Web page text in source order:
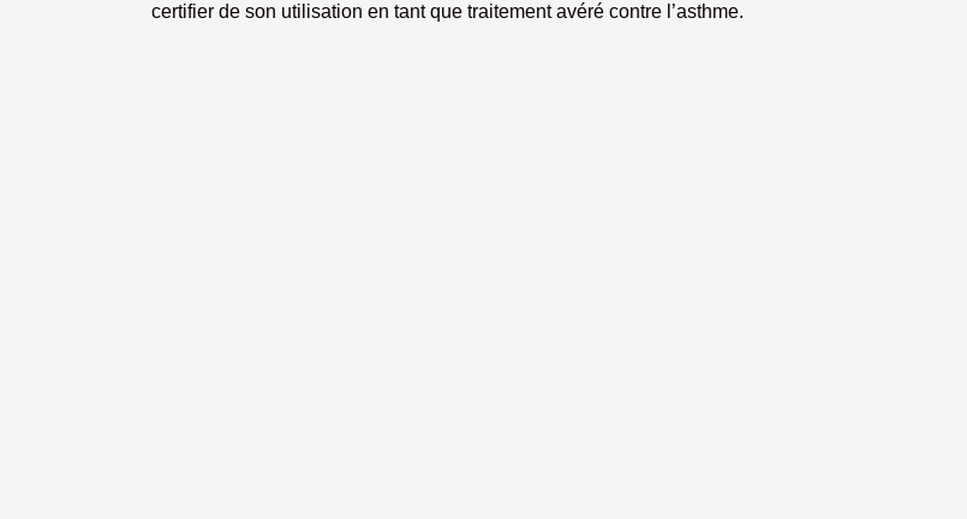
certifier de son utilisation en tant que traitement avéré contre l’asthme.